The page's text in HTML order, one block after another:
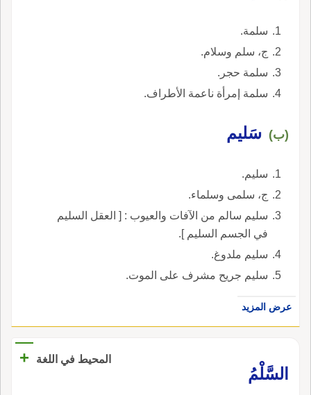
سلمة.
ج، سلم وسلام.
سلمة حجر.
سلمة إمرأة ناعمة الأطراف.
(ب) سَليم
سليم.
ج، سلمى وسلماء.
سليم سالم من الآفات والعيوب : [ العقل السليم
في الجسم السليم ].
سليم ملدوغ.
سليم جريح مشرف على الموت.
عرض المزيد
المحيط في اللغة
+
السَّلْمُ